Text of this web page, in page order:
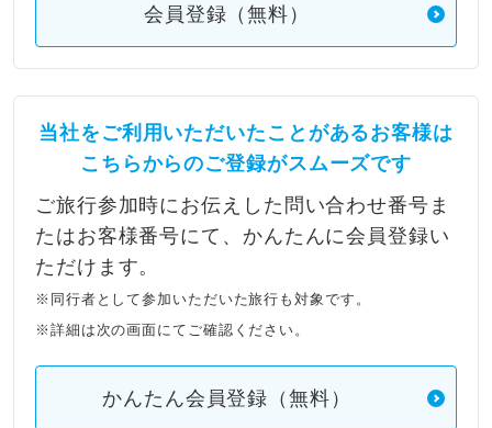
会員登録（無料）
当社をご利用いただいたことがあるお客様は
こちらからのご登録がスムーズです
ご旅行参加時にお伝えした問い合わせ番号ま
たはお客様番号にて、かんたんに会員登録い
ただけます。
※同行者として参加いただいた旅行も対象です。
※詳細は次の画面にてご確認ください。
かんたん会員登録（無料）